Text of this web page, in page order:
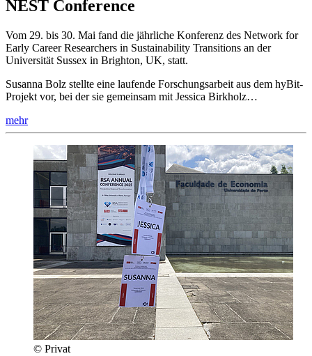
NEST Conference
Vom 29. bis 30. Mai fand die jährliche Konferenz des Network for
Early Career Researchers in Sustainability Transitions an der
Universität Sussex in Brighton, UK, statt.
Susanna Bolz stellte eine laufende Forschungsarbeit aus dem hyBit-
Projekt vor, bei der sie gemeinsam mit Jessica Birkholz…
mehr
© Privat